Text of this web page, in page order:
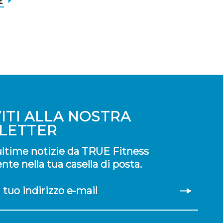
ALLA NOSTRA
notizie da TRUE Fitness
nella tua casella di posta.
tuo indirizzo e-mail